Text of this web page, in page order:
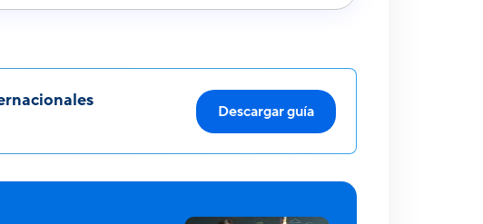
Descargar guía